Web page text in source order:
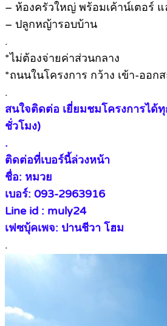
– ห้องครัวใหญ่ พร้อมเค้าน์เตอร์
– ปลูกหญ้ารอบบ้าน
.
*ไม่ต้องจ่ายค่าส่วนกลาง
*ถนนในโครงการ กว้าง เข้า-ออก
.
สนใจติดต่อ เยี่ยมชมโครงการได้
ชั่วโมง)
.
ติดต่อที่เบอร์นี้ล่วงหน้า
ชื่อ: หมวย
เบอร์: 093-2963916
Line id : muly24
เฟซบุ้คเพจ: ปานชีวา โฮม
.